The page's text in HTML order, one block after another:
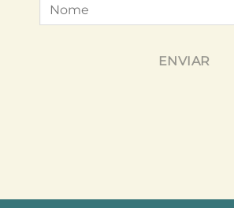
ENVIAR